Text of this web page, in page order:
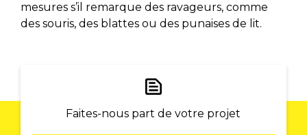
mesures s’il remarque des ravageurs, comme
des souris, des blattes ou des punaises de lit.
text_snippet
Faites-nous part de votre projet